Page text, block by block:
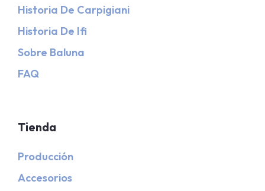
Historia De Carpigiani
Historia De Ifi
Sobre Baluna
FAQ
Tienda
Producción
Accesorios